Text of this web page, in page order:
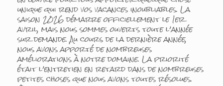
unique qui rend vos vacances inoubliables. La
saison 2026 démarre officiellement le 1er
avril, mais nous sommes ouverts toute l’année
sur demande. Au cours de la dernière année,
nous avons apporté de nombreuses
améliorations à notre domaine. La priorité
était l’entretien en retard dans de nombreuses
petites choses que nous avons toutes résolues.